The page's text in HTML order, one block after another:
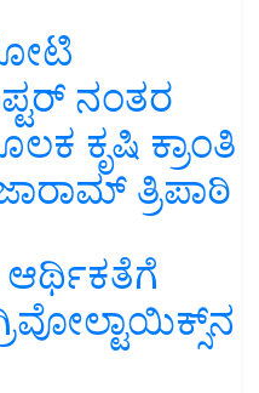
ನಂತರ
ಕೃಷಿ ಕ್ರಾಂತಿ
ತ್ರಿಪಾಠಿ
ಆರ್ಥಿಕತೆಗೆ